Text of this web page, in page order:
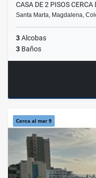
CASA DE 2 PISOS
Santa Marta, Magdalena,
3Alcobas
3 Baños
Cerca al mar 9